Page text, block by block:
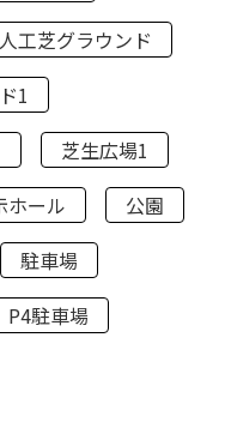
人工芝グラウンド
1
芝生広場1
ホール
公園
駐車場
P4駐車場